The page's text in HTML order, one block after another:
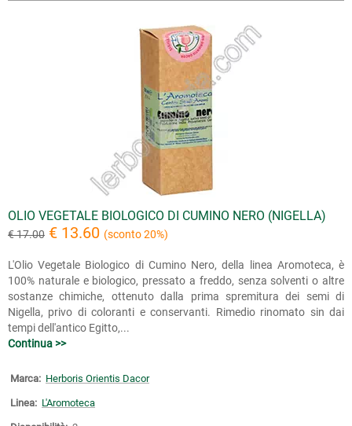
OLIO VEGETALE BIOLOGICO DI CUMINO NERO (NIGELLA)
€ 17.00 € 13.60 (sconto 20%)
L'Olio Vegetale Biologico di Cumino Nero, della linea Aromoteca, è
100% naturale e biologico, pressato a freddo, senza solventi o altre
sostanze chimiche, ottenuto dalla prima spremitura dei semi di
Nigella, privo di coloranti e conservanti. Rimedio rinomato sin dai
tempi dell'antico Egitto,...
Continua >>
Marca: Herboris Orientis Dacor
Linea: L'Aromoteca